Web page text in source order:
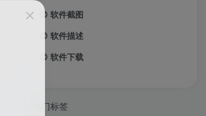
😊 软件截图
😊 软件描述
😊 软件下载
热门标签